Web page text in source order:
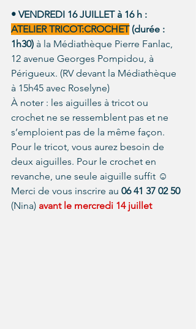
• VENDREDI 16 JUILLET à 16 h :
ATELIER TRICOT:CROCHET (durée :
1h30) à la Médiathèque Pierre Fanlac,
12 avenue Georges Pompidou, à
Périgueux. (RV devant la Médiathèque
à 15h45 avec Roselyne)
À noter : les aiguilles à tricot ou
crochet ne se ressemblent pas et ne
s’emploient pas de la même façon.
Pour le tricot, vous aurez besoin de
deux aiguilles. Pour le crochet en
revanche, une seule aiguille suffit ☺
Merci de vous inscrire au 06 41 37 02 50
(Nina) avant le mercredi 14 juillet